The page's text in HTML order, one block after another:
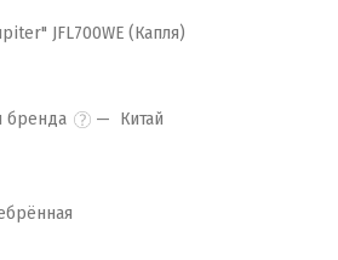
JFL700WE (Капля)
бренда
Китай